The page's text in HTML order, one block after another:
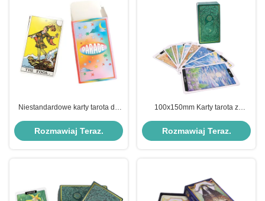
Niestandardowe karty tarota do
Rozmawiaj Teraz.
100x150mm Karty tarota z
Zielony kolor
Rozmawiaj Teraz.